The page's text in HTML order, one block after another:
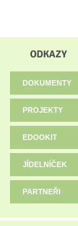
ODKAZY
DOKUMENTY
PROJEKTY
EDOOKIT
JÍDELNÍČEK
PARTNEŘI